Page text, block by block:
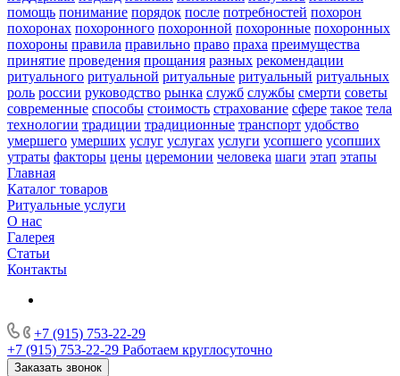
помощь понимание порядок после потребностей похорон
похоронах похоронного похоронной похоронные похоронных
похороны правила правильно право праха преимущества
принятие проведения прощания разных рекомендации
ритуального ритуальной ритуальные ритуальный ритуальных
роль россии руководство рынка служб службы смерти советы
современные способы стоимость страхование сфере такое тела
технологии традиции традиционные транспорт удобство
умершего умерших услуг услугах услуги усопшего усопших
утраты факторы цены церемонии человека шаги этап этапы
Главная
Каталог товаров
Ритуальные услуги
О нас
Галерея
Статьи
Контакты
+7 (915) 753-22-29
+7 (915) 753-22-29 Работаем круглосуточно
Заказать звонок